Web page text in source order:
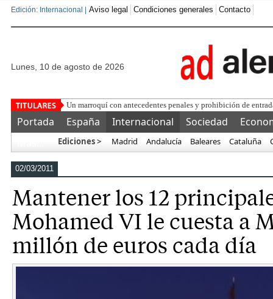
Edición: Internacional | Aviso legal Condiciones generales Contacto
lunes, 10 de agosto de 2026
Las ONGs den
Portada España Internacional Sociedad
Ediciones > Madrid Andalucía Baleares Cataluña
02/03/2011
Mantener los 12
Mohamed VI le cuesta a
millón de euros cada día